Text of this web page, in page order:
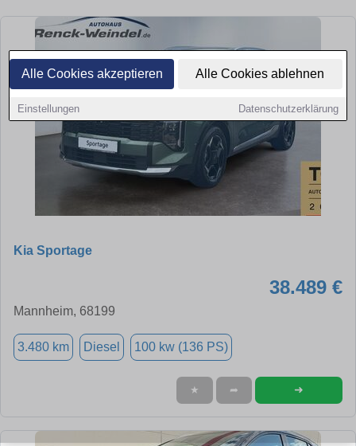
Alle Cookies akzeptieren Alle Cookies ablehnen
Einstellungen Datenschutzerklärung
Kia Sportage
38.489 €
Mannheim, 68199
3.480 km Diesel 100 kw (136 PS)
★ ➦ ➜